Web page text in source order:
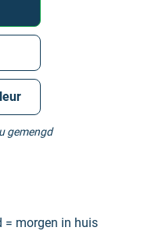
gemengd
= morgen in huis